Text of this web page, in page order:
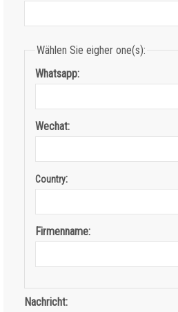
Wählen Sie eigher one(s):
Whatsapp:
Wechat:
Country:
Firmenname:
Nachricht: